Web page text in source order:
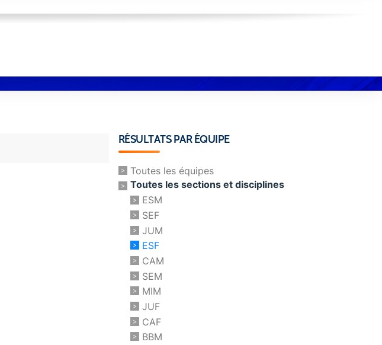
RÉSULTATS PAR ÉQUIPE
Toutes les équipes
Toutes les sections et disciplines
ESM
SEF
JUM
ESF
CAM
SEM
MIM
JUF
CAF
BBM